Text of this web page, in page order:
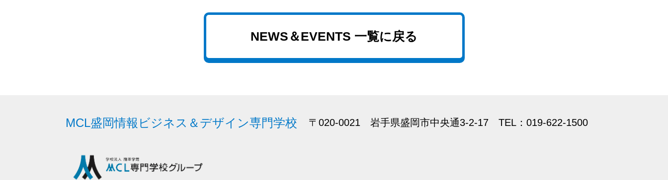
NEWS＆EVENTS 一覧に戻る
MCL盛岡情報ビジネス＆デザイン専門学校 〒020-0021 岩手県盛岡市中央通3-2-17 TEL：019-622-1500